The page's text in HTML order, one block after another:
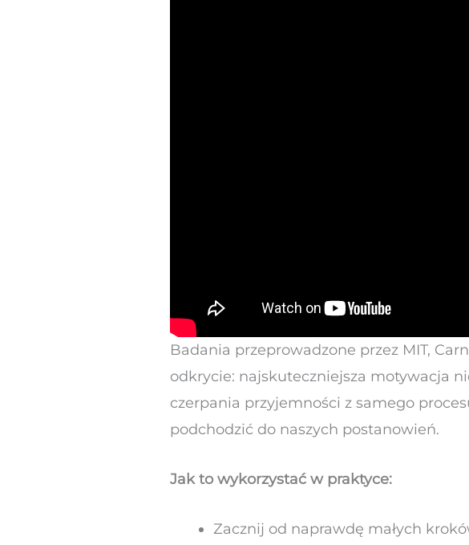
Badania przeprowadzone przez MIT,
odkrycie: najskuteczniejsza motywacja
czerpania przyjemności z samego
podchodzić do naszych postanowień.
Jak to wykorzystać w praktyce:
Zacznij od naprawdę małych